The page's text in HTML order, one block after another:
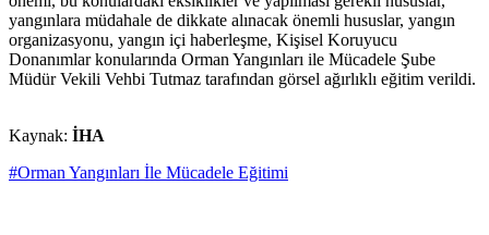
yangınlara müdahale de dikkate alınacak önemli hususlar, yangın
organizasyonu, yangın içi haberleşme, Kişisel Koruyucu
Donanımlar konularında Orman Yangınları ile Mücadele Şube
Müdür Vekili Vehbi Tutmaz tarafından görsel ağırlıklı eğitim verildi.
Kaynak: İHA
#Orman Yangınları İle Mücadele Eğitimi